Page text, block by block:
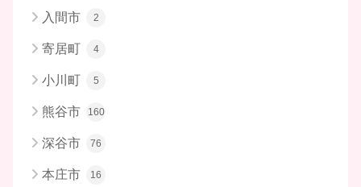
入間市 2
寄居町 4
小川町 5
熊谷市 160
深谷市 76
本庄市 16